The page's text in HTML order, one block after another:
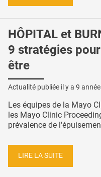
HÔPITAL et
9 stratégies
être
Actualité publiée il y a 9
Les équipes de la Mayo
les Mayo Clinic
prévalence de
LIRE LA SUITE